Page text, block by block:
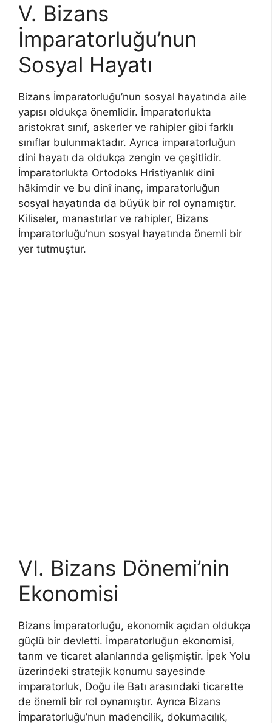
V. Bizans
İmparatorluğu’nun
Sosyal Hayatı
Bizans İmparatorluğu’nun sosyal hayatında aile
yapısı oldukça önemlidir. İmparatorlukta
aristokrat sınıf, askerler ve rahipler gibi farklı
sınıflar bulunmaktadır. Ayrıca imparatorluğun
dini hayatı da oldukça zengin ve çeşitlidir.
İmparatorlukta Ortodoks Hristiyanlık dini
hâkimdir ve bu dinî inanç, imparatorluğun
sosyal hayatında da büyük bir rol oynamıştır.
Kiliseler, manastırlar ve rahipler, Bizans
İmparatorluğu’nun sosyal hayatında önemli bir
yer tutmuştur.
VI. Bizans Dönemi’nin
Ekonomisi
Bizans İmparatorluğu, ekonomik açıdan oldukça
güçlü bir devletti. İmparatorluğun ekonomisi,
tarım ve ticaret alanlarında gelişmiştir. İpek Yolu
üzerindeki stratejik konumu sayesinde
imparatorluk, Doğu ile Batı arasındaki ticarette
de önemli bir rol oynamıştır. Ayrıca Bizans
İmparatorluğu’nun madencilik, dokumacılık,